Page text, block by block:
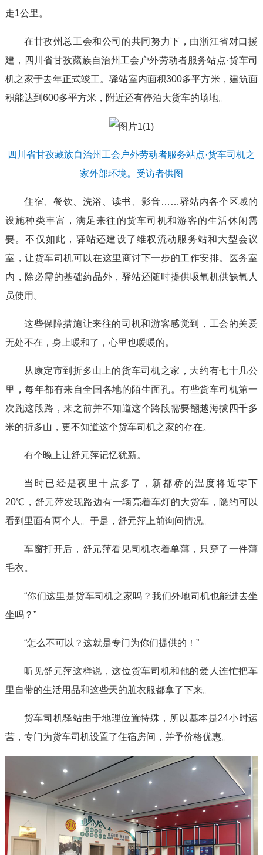
走1公里。
在甘孜州总工会和公司的共同努力下，由浙江省对口援
建，四川省甘孜藏族自治州工会户外劳动者服务站点·货车司
机之家于去年正式竣工。驿站室内面积300多平方米，建筑面
积能达到600多平方米，附近还有停泊大货车的场地。
四川省甘孜藏族自治州工会户外劳动者服务站点·货车司机之
家外部环境。受访者供图
住宿、餐饮、洗浴、读书、影音……驿站内各个区域的
设施种类丰富，满足来往的货车司机和游客的生活休闲需
要。不仅如此，驿站还建设了维权流动服务站和大型会议
室，让货车司机可以在这里商讨下一步的工作安排。医务室
内，除必需的基础药品外，驿站还随时提供吸氧机供缺氧人
员使用。
这些保障措施让来往的司机和游客感觉到，工会的关爱
无处不在，身上暖和了，心里也暖暖的。
从康定市到折多山上的货车司机之家，大约有七十几公
里，每年都有来自全国各地的陌生面孔。有些货车司机第一
次跑这段路，来之前并不知道这个路段需要翻越海拔四千多
米的折多山，更不知道这个货车司机之家的存在。
有个晚上让舒元萍记忆犹新。
当时已经是夜里十点多了，新都桥的温度将近零下
20℃，舒元萍发现路边有一辆亮着车灯的大货车，隐约可以
看到里面有两个人。于是，舒元萍上前询问情况。
车窗打开后，舒元萍看见司机衣着单薄，只穿了一件薄
毛衣。
“你们这里是货车司机之家吗？我们外地司机也能进去坐
坐吗？”
“怎么不可以？这就是专门为你们提供的！”
听见舒元萍这样说，这位货车司机和他的爱人连忙把车
里自带的生活用品和这些天的脏衣服都拿了下来。
货车司机驿站由于地理位置特殊，所以基本是24小时运
营，专门为货车司机设置了住宿房间，并予价格优惠。